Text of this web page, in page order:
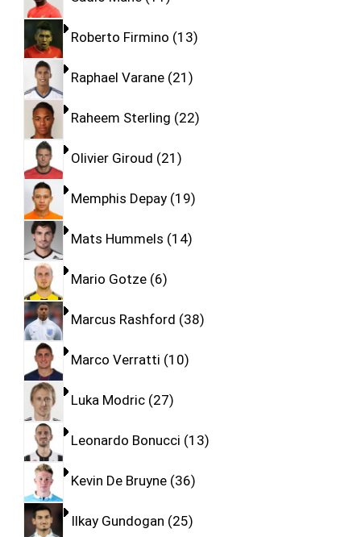
Roberto Firmino 13
Raphael Varane 21
Raheem Sterling 22
Olivier Giroud 21
Memphis Depay 19
Mats Hummels 14
Mario Gotze 6
Marcus Rashford 38
Marco Verratti 10
Luka Modric 27
Leonardo Bonucci 13
Kevin De Bruyne 36
Ilkay Gundogan 25